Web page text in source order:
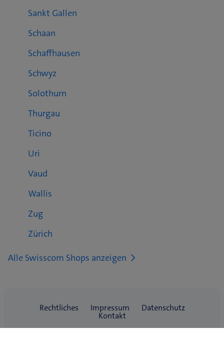
Sankt Gallen
Schaan
Schaffhausen
Schwyz
Solothurn
Thurgau
Ticino
Uri
Vaud
Wallis
Zug
Zürich
Alle Swisscom Shops anzeigen